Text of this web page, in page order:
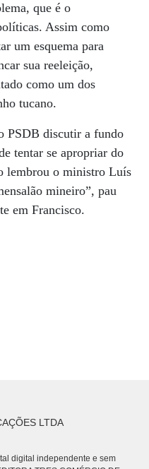
que é o
Assim como
um esquema para
sua reeleição,
como um dos
tucano.
PSDB discutir a fundo
tentar se apropriar do
lembrou o ministro Luís
mineiro”, pau
em Francisco.
LTDA
digital independente e sem